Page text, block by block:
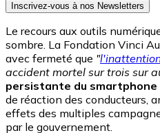
Inscrivez-vous à nos Newsletters
Le recours aux outils
sombre. La Fondation Vinci
avec fermeté que "
accident mortel sur trois sur
persistante du smartphone
de réaction des conducteurs,
effets des multiples
par le gouvernement.